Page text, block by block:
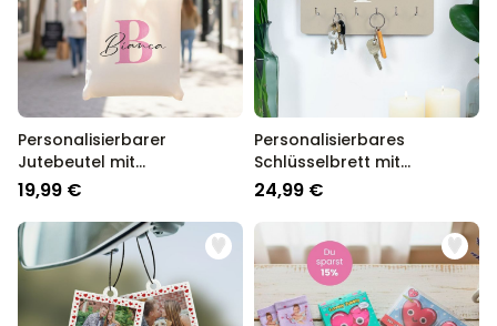
Personalisierbar
Personalisierbares Aperol
Spritz Glas mit Name
über 19.400
mal gekauft
16,99 €
Personalisierbar
Personalisierbare Schürze
Pizzeria mit Gesicht
über 1.900
mal gekauft
29,99 €
Personalisierbarer Duftbaum
2er Set im Polaroid-Look
Personalisierbarer
Jutebeutel mit
Monogramm
19,99 €
Personalisierbares
Schlüsselbrett mit
Monogramm
24,99 €